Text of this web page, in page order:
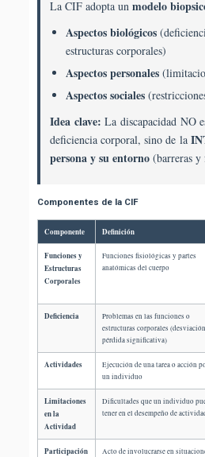
La CIF adopta unmodelo
Aspectos biológicos
estructuras corporales)
Aspectos personales
Aspectos sociales
Idea clave: La discapacidad NO
deficiencia corporal, sino de la
persona y su entorno (barreras
Componentes de la CIF
Componente Definición
Funciones y
Estructuras
Corporales
Funciones fisiológicas y partes
anatómicas del cuerpo
Deficiencia
Problemas en las funciones o
estructuras corporales
pérdida significativa)
Actividades
Ejecución de una tarea o acción
un individuo
Limitaciones
en la
Actividad
Dificultades que un individuo
tener en el desempeño de
Participación
Acto de involucrarse en